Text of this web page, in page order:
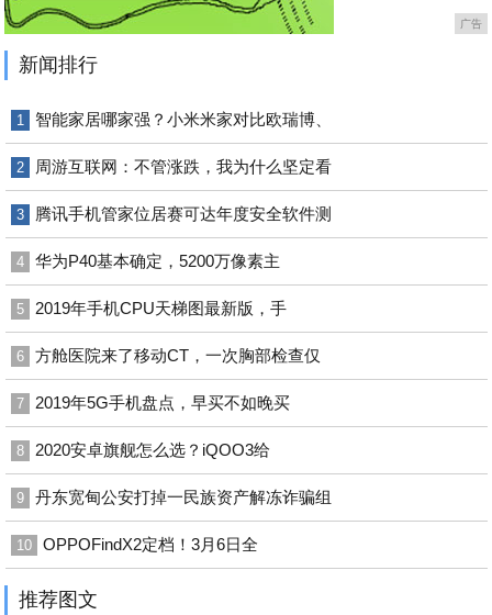
广告
新闻排行
1 智能家居哪家强？小米米家对比欧瑞博、
2 周游互联网：不管涨跌，我为什么坚定看
3 腾讯手机管家位居赛可达年度安全软件测
4 华为P40基本确定，5200万像素主
5 2019年手机CPU天梯图最新版，手
6 方舱医院来了移动CT，一次胸部检查仅
7 2019年5G手机盘点，早买不如晚买
8 2020安卓旗舰怎么选？iQOO3给
9 丹东宽甸公安打掉一民族资产解冻诈骗组
10 OPPOFindX2定档！3月6日全
推荐图文